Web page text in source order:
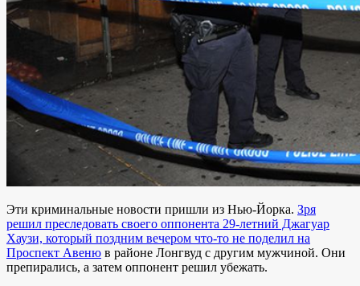
Эти криминальные новости пришли из Нью-Йорка. Зря
решил преследовать своего оппонента 29-летний Джагуар
Хаузи, который поздним вечером что-то не поделил на
Проспект Авеню в районе Лонгвуд с другим мужчиной. Они
препирались, а затем оппонент решил убежать.